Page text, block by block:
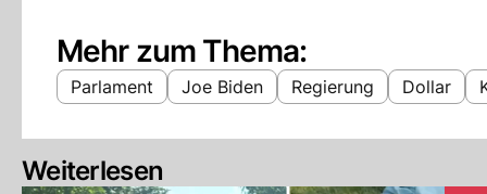
Mehr zum Thema:
Parlament Joe Biden Regierung Dollar
Weiterlesen